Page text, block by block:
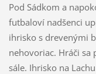
Pod Sádkom a
futbaloví nadšenci
ihrisko s drevenými
nehovoriac. Hráči sa
sále. Ihrisko na